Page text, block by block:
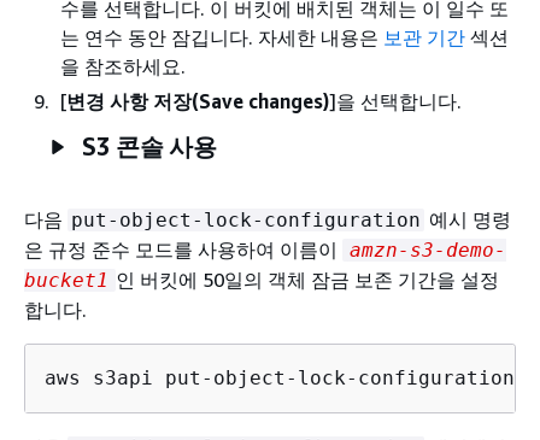
수를 선택합니다. 이 버킷에 배치된 객체는 이 일수 또
는 연수 동안 잠깁니다. 자세한 내용은 보관 기간 섹션
을 참조하세요.
[변경 사항 저장(Save changes)]을 선택합니다.
S3 콘솔 사용
다음 put-object-lock-configuration 예시 명령
은 규정 준수 모드를 사용하여 이름이
amzn-s3-demo-
bucket1 인 버킷에 50일의 객체 잠금 보존 기간을 설정
합니다.
aws s3api put-object-lock-configuration